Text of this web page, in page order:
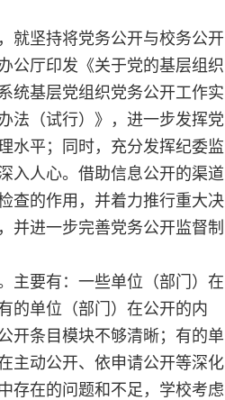
就坚持将党务公开与校务公开
公厅印发《关于党的基层组织
统基层党组织党务公开工作实
法（试行）》，进一步发挥党
水平；同时，充分发挥纪委监
入人心。借助信息公开的渠道
查的作用，并着力推行重大决
并进一步完善党务公开监督制
主要有：一些单位（部门）在
的单位（部门）在公开的内
开条目模块不够清晰；有的单
主动公开、依申请公开等深化
存在的问题和不足，学校考虑